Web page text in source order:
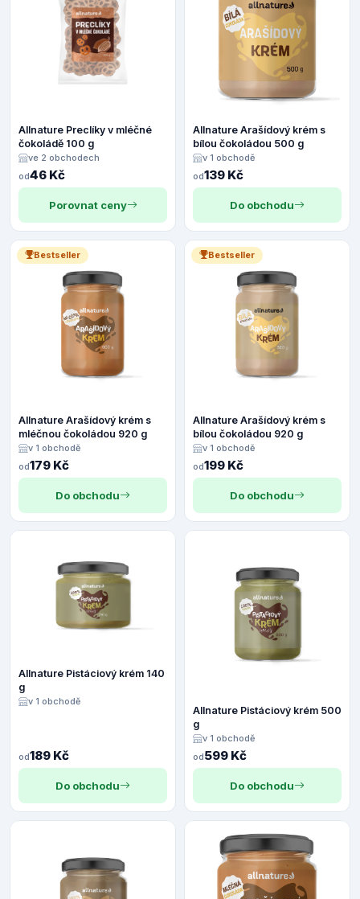
Allnature Preclíky v mléčné
čokoládě 100 g
ve 2 obchodech
od46 Kč
Porovnat ceny
Allnature Arašídový krém s
bílou čokoládou 500 g
v 1 obchodě
od139 Kč
Do obchodu
Bestseller
Allnature Arašídový krém s
mléčnou čokoládou 920 g
v 1 obchodě
od179 Kč
Do obchodu
Bestseller
Allnature Arašídový krém s
bílou čokoládou 920 g
v 1 obchodě
od199 Kč
Do obchodu
Allnature Pistáciový krém 140
g
v 1 obchodě
od189 Kč
Do obchodu
Allnature Pistáciový krém 500
g
v 1 obchodě
od599 Kč
Do obchodu